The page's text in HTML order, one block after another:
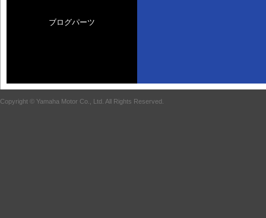
ブログパーツ
Copyright © Yamaha Motor Co., Ltd. All Rights Reserved.